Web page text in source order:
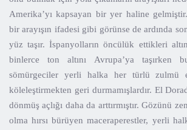
Amerika’yı kapsayan bir yer haline
bir arayışın ifadesi gibi görünse de ardında
yüz taşır. İspanyolların öncülük ettikleri
binlerce ton altını Avrupa’ya taşırken
sömürgeciler yerli halka her türlü zulmü
köleleştirmekten geri durmamışlardır. El
dönmüş açlığı daha da arttırmıştır. Gözünü
olma hırsı bürüyen maceraperestler, yerli